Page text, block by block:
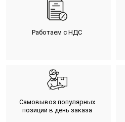
Работаем с НДС
Самовывоз популярных
позиций в день заказа